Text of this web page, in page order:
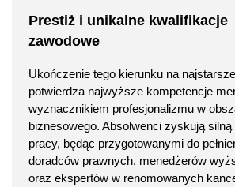
Prestiż i unikalne kwalifikacje
zawodowe
Ukończenie tego kierunku na
potwierdza najwyższe kompetencje
wyznacznikiem profesjonalizmu w
biznesowego. Absolwenci zyskują
pracy, będąc przygotowanymi do
doradców prawnych, menedżerów
oraz ekspertów w renomowanych